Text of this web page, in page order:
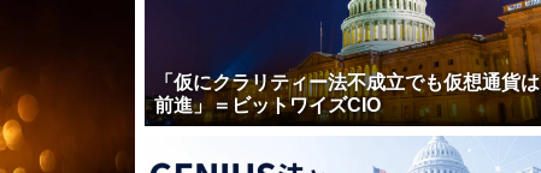
「仮にクラリティー法不成立でも仮想通貨は
前進」＝ビットワイズCIO